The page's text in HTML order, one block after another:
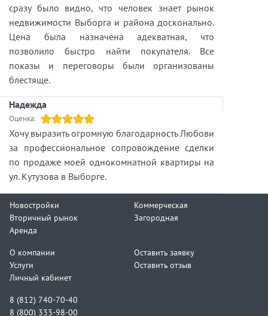
сразу было видно, что человек знает рынок
недвижимости Выборга и района досконально.
Цена была назначена адекватная, что
позволило быстро найти покупателя. Все
показы и переговоры были организованы
блестяще.
Надежда
Оценка:
Хочу выразить огромную благодарность Любови
за профессиональное сопровождение сделки
по продаже моей однокомнатной квартиры на
ул. Кутузова в Выборге.
Новостройки
Вторичный рынок
Аренда
Коммерческая
Загородная
О компании
Услуги
Личный кабинет
Оставить заявку
Оставить отзыв
8 (812) 740-70-40
8 (800) 333-98-00